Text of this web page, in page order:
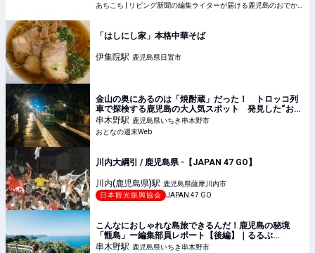
「はしにし家」本格中華そば
伊集院駅 鹿児島県日置市
金山の奥にあるのは「焼酎蔵」だった！ トロッコ列
車で探検する鹿児島の大人気スポット 発見した“おと
なのタイムカプセル”とは？ - おとなの週末Web
串木野駅 鹿児島県いちき串木野市
おとなの週末Web
川内大綱引 / 鹿児島県 -【JAPAN 47 GO】
川内(鹿児島県)駅 鹿児島県薩摩川内市
日本観光振興協会
JAPAN 47 GO
こんなにおしゃれな島旅できるんだ！鹿児島の秘境
「甑島」ー編集部員レポート【後編】｜るるぶ
&more.
串木野駅 鹿児島県いちき串木野市